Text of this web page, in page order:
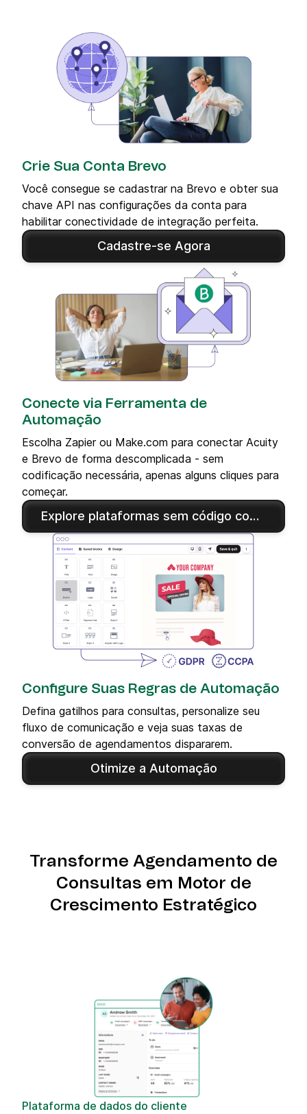
Crie Sua Conta Brevo
Você consegue se cadastrar na Brevo e obter sua
chave API nas configurações da conta para
habilitar conectividade de integração perfeita.
Cadastre-se Agora
Conecte via Ferramenta de
Automação
Escolha Zapier ou Make.com para conectar Acuity
e Brevo de forma descomplicada - sem
codificação necessária, apenas alguns cliques para
começar.
Explore plataformas sem código como Zapier e Latenode para integrar perfeitamente o Acuity Scheduling com a Brevo. Essas ferramentas ajudam você a automatizar tarefas com facilidade.
Configure Suas Regras de Automação
Defina gatilhos para consultas, personalize seu
fluxo de comunicação e veja suas taxas de
conversão de agendamentos dispararem.
Otimize a Automação
Transforme Agendamento de
Consultas em Motor de
Crescimento Estratégico
Plataforma de dados do cliente